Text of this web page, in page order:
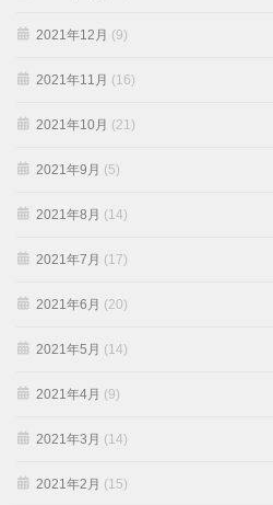
2021年12月 (9)
2021年11月 (16)
2021年10月 (21)
2021年9月 (5)
2021年8月 (14)
2021年7月 (17)
2021年6月 (20)
2021年5月 (14)
2021年4月 (9)
2021年3月 (14)
2021年2月 (15)